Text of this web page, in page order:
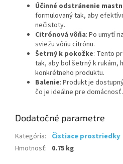
Účinné odstránenie
formulovaný tak, aby
nečistoty.
Citrónová vôňa: Po umytí
sviežu vôňu citrónu.
Šetrný k pokožke: Tento
tak, aby bol šetrný k rukám,
konkrétneho produktu.
Balenie: Produkt je
čo je ideálne pre domácnosť.
Dodatočné parametre
Kategória:
Čistiace prostriedky
Hmotnosť: 0.75 kg